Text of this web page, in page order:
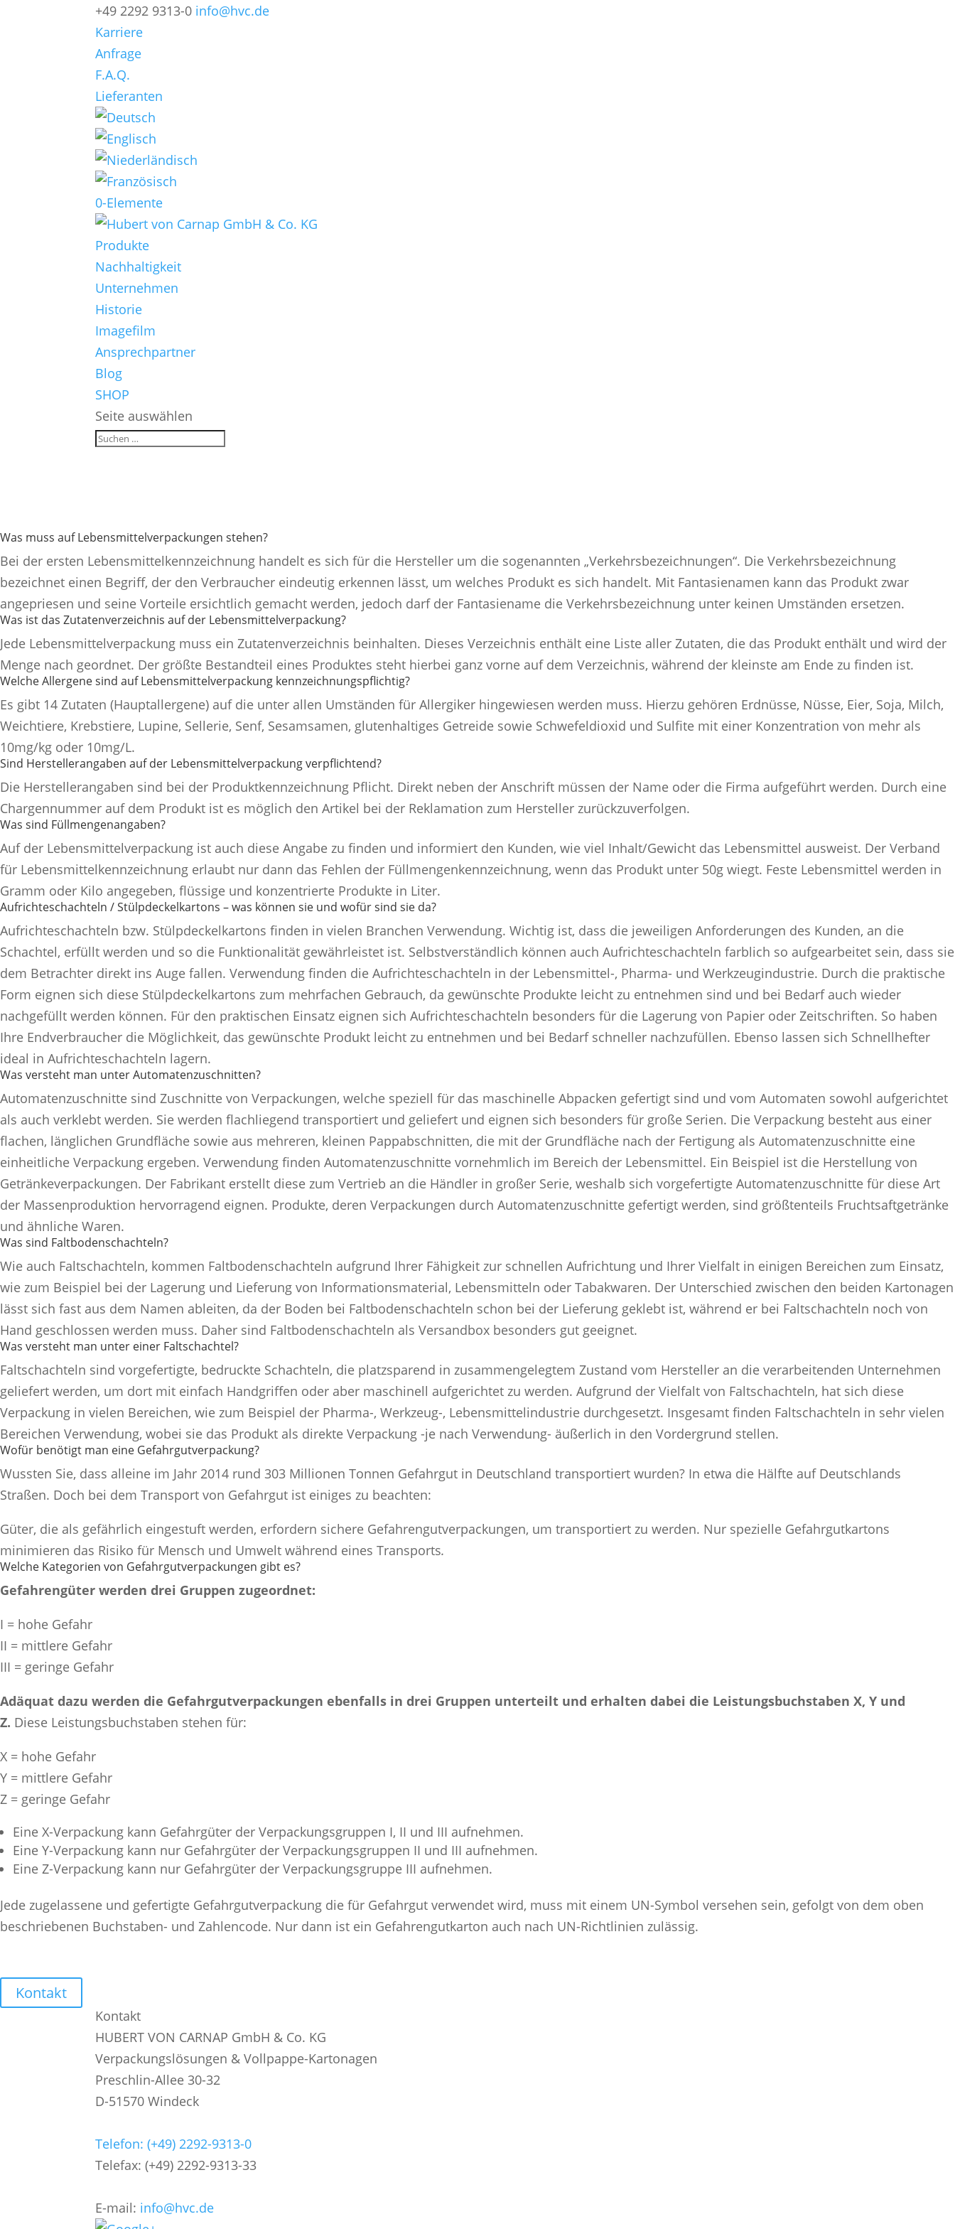
+49 2292 9313-0 info@hvc.de
Karriere
Anfrage
F.A.Q.
Lieferanten
0-Elemente
Produkte
Nachhaltigkeit
Unternehmen
Historie
Imagefilm
Ansprechpartner
Blog
SHOP
Seite auswählen
Was muss auf Lebensmittelverpackungen stehen?
Bei der ersten Lebensmittelkennzeichnung handelt es sich für die Hersteller um die sogenannten „Verkehrsbezeichnungen“. Die Verkehrsbezeichnung
bezeichnet einen Begriff, der den Verbraucher eindeutig erkennen lässt, um welches Produkt es sich handelt. Mit Fantasienamen kann das Produkt zwar
angepriesen und seine Vorteile ersichtlich gemacht werden, jedoch darf der Fantasiename die Verkehrsbezeichnung unter keinen Umständen ersetzen.
Was ist das Zutatenverzeichnis auf der Lebensmittelverpackung?
Jede Lebensmittelverpackung muss ein Zutatenverzeichnis beinhalten. Dieses Verzeichnis enthält eine Liste aller Zutaten, die das Produkt enthält und wird der
Menge nach geordnet. Der größte Bestandteil eines Produktes steht hierbei ganz vorne auf dem Verzeichnis, während der kleinste am Ende zu finden ist.
Welche Allergene sind auf Lebensmittelverpackung kennzeichnungspflichtig?
Es gibt 14 Zutaten (Hauptallergene) auf die unter allen Umständen für Allergiker hingewiesen werden muss. Hierzu gehören Erdnüsse, Nüsse, Eier, Soja, Milch,
Weichtiere, Krebstiere, Lupine, Sellerie, Senf, Sesamsamen, glutenhaltiges Getreide sowie Schwefeldioxid und Sulfite mit einer Konzentration von mehr als
10mg/kg oder 10mg/L.
Sind Herstellerangaben auf der Lebensmittelverpackung verpflichtend?
Die Herstellerangaben sind bei der Produktkennzeichnung Pflicht. Direkt neben der Anschrift müssen der Name oder die Firma aufgeführt werden. Durch eine
Chargennummer auf dem Produkt ist es möglich den Artikel bei der Reklamation zum Hersteller zurückzuverfolgen.
Was sind Füllmengenangaben?
Auf der Lebensmittelverpackung ist auch diese Angabe zu finden und informiert den Kunden, wie viel Inhalt/Gewicht das Lebensmittel ausweist. Der Verband
für Lebensmittelkennzeichnung erlaubt nur dann das Fehlen der Füllmengenkennzeichnung, wenn das Produkt unter 50g wiegt. Feste Lebensmittel werden in
Gramm oder Kilo angegeben, flüssige und konzentrierte Produkte in Liter.
Aufrichteschachteln / Stülpdeckelkartons – was können sie und wofür sind sie da?
Aufrichteschachteln bzw. Stülpdeckelkartons finden in vielen Branchen Verwendung. Wichtig ist, dass die jeweiligen Anforderungen des Kunden, an die
Schachtel, erfüllt werden und so die Funktionalität gewährleistet ist. Selbstverständlich können auch Aufrichteschachteln farblich so aufgearbeitet sein, dass sie
dem Betrachter direkt ins Auge fallen. Verwendung finden die Aufrichteschachteln in der Lebensmittel-, Pharma- und Werkzeugindustrie. Durch die praktische
Form eignen sich diese Stülpdeckelkartons zum mehrfachen Gebrauch, da gewünschte Produkte leicht zu entnehmen sind und bei Bedarf auch wieder
nachgefüllt werden können. Für den praktischen Einsatz eignen sich Aufrichteschachteln besonders für die Lagerung von Papier oder Zeitschriften. So haben
Ihre Endverbraucher die Möglichkeit, das gewünschte Produkt leicht zu entnehmen und bei Bedarf schneller nachzufüllen. Ebenso lassen sich Schnellhefter
ideal in Aufrichteschachteln lagern.
Was versteht man unter Automatenzuschnitten?
Automatenzuschnitte sind Zuschnitte von Verpackungen, welche speziell für das maschinelle Abpacken gefertigt sind und vom Automaten sowohl aufgerichtet
als auch verklebt werden. Sie werden flachliegend transportiert und geliefert und eignen sich besonders für große Serien. Die Verpackung besteht aus einer
flachen, länglichen Grundfläche sowie aus mehreren, kleinen Pappabschnitten, die mit der Grundfläche nach der Fertigung als Automatenzuschnitte eine
einheitliche Verpackung ergeben. Verwendung finden Automatenzuschnitte vornehmlich im Bereich der Lebensmittel. Ein Beispiel ist die Herstellung von
Getränkeverpackungen. Der Fabrikant erstellt diese zum Vertrieb an die Händler in großer Serie, weshalb sich vorgefertigte Automatenzuschnitte für diese Art
der Massenproduktion hervorragend eignen. Produkte, deren Verpackungen durch Automatenzuschnitte gefertigt werden, sind größtenteils Fruchtsaftgetränke
und ähnliche Waren.
Was sind Faltbodenschachteln?
Wie auch Faltschachteln, kommen Faltbodenschachteln aufgrund Ihrer Fähigkeit zur schnellen Aufrichtung und Ihrer Vielfalt in einigen Bereichen zum Einsatz,
wie zum Beispiel bei der Lagerung und Lieferung von Informationsmaterial, Lebensmitteln oder Tabakwaren. Der Unterschied zwischen den beiden Kartonagen
lässt sich fast aus dem Namen ableiten, da der Boden bei Faltbodenschachteln schon bei der Lieferung geklebt ist, während er bei Faltschachteln noch von
Hand geschlossen werden muss. Daher sind Faltbodenschachteln als Versandbox besonders gut geeignet.
Was versteht man unter einer Faltschachtel?
Faltschachteln sind vorgefertigte, bedruckte Schachteln, die platzsparend in zusammengelegtem Zustand vom Hersteller an die verarbeitenden Unternehmen
geliefert werden, um dort mit einfach Handgriffen oder aber maschinell aufgerichtet zu werden. Aufgrund der Vielfalt von Faltschachteln, hat sich diese
Verpackung in vielen Bereichen, wie zum Beispiel der Pharma-, Werkzeug-, Lebensmittelindustrie durchgesetzt. Insgesamt finden Faltschachteln in sehr vielen
Bereichen Verwendung, wobei sie das Produkt als direkte Verpackung -je nach Verwendung- äußerlich in den Vordergrund stellen.
Wofür benötigt man eine Gefahrgutverpackung?
Wussten Sie, dass alleine im Jahr 2014 rund 303 Millionen Tonnen Gefahrgut in Deutschland transportiert wurden? In etwa die Hälfte auf Deutschlands
Straßen. Doch bei dem Transport von Gefahrgut ist einiges zu beachten:
Güter, die als gefährlich eingestuft werden, erfordern sichere Gefahrengutverpackungen, um transportiert zu werden. Nur spezielle Gefahrgutkartons
minimieren das Risiko für Mensch und Umwelt während eines Transports.
Welche Kategorien von Gefahrgutverpackungen gibt es?
Gefahrengüter werden drei Gruppen zugeordnet:
I = hohe Gefahr
II = mittlere Gefahr
III = geringe Gefahr
Adäquat dazu werden die Gefahrgutverpackungen ebenfalls in drei Gruppen unterteilt und erhalten dabei die Leistungsbuchstaben X, Y und
Z. Diese Leistungsbuchstaben stehen für:
X = hohe Gefahr
Y = mittlere Gefahr
Z = geringe Gefahr
Eine X-Verpackung kann Gefahrgüter der Verpackungsgruppen I, II und III aufnehmen.
Eine Y-Verpackung kann nur Gefahrgüter der Verpackungsgruppen II und III aufnehmen.
Eine Z-Verpackung kann nur Gefahrgüter der Verpackungsgruppe III aufnehmen.
Jede zugelassene und gefertigte Gefahrgutverpackung die für Gefahrgut verwendet wird, muss mit einem UN-Symbol versehen sein, gefolgt von dem oben
beschriebenen Buchstaben- und Zahlencode. Nur dann ist ein Gefahrengutkarton auch nach UN-Richtlinien zulässig.
Kontakt
Kontakt
HUBERT VON CARNAP GmbH & Co. KG
Verpackungslösungen & Vollpappe-Kartonagen
Preschlin-Allee 30-32
D-51570 Windeck
Telefon: (+49) 2292-9313-0
Telefax: (+49) 2292-9313-33
E-mail: info@hvc.de